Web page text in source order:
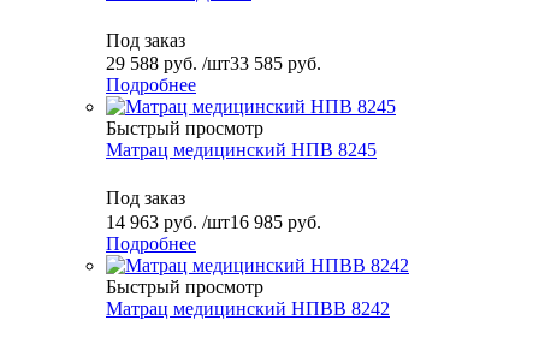
Под заказ
29 588 руб. /шт33 585 руб.
Подробнее
Быстрый просмотр
Матрац медицинский НПВ 8245
Под заказ
14 963 руб. /шт16 985 руб.
Подробнее
Быстрый просмотр
Матрац медицинский НПВВ 8242